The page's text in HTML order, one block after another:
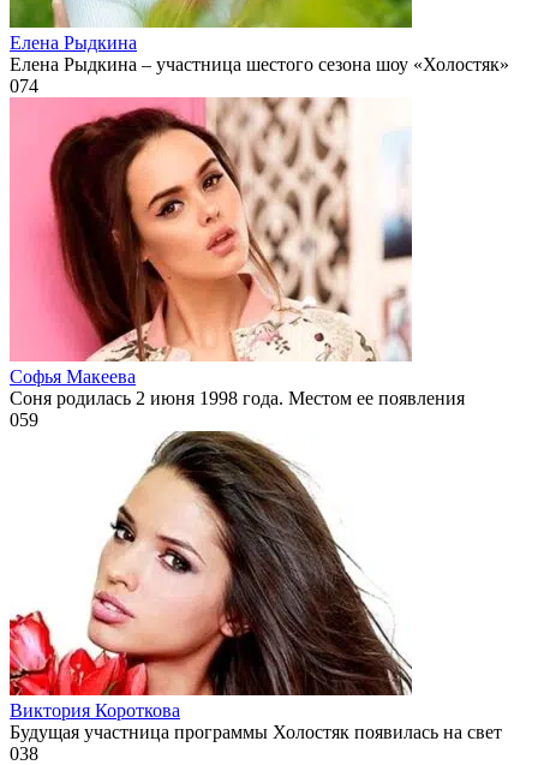
Елена Рыдкина
Елена Рыдкина – участница шестого сезона шоу «Холостяк»
074
Софья Макеева
Соня родилась 2 июня 1998 года. Местом ее появления
059
Виктория Короткова
Будущая участница программы Холостяк появилась на свет
038